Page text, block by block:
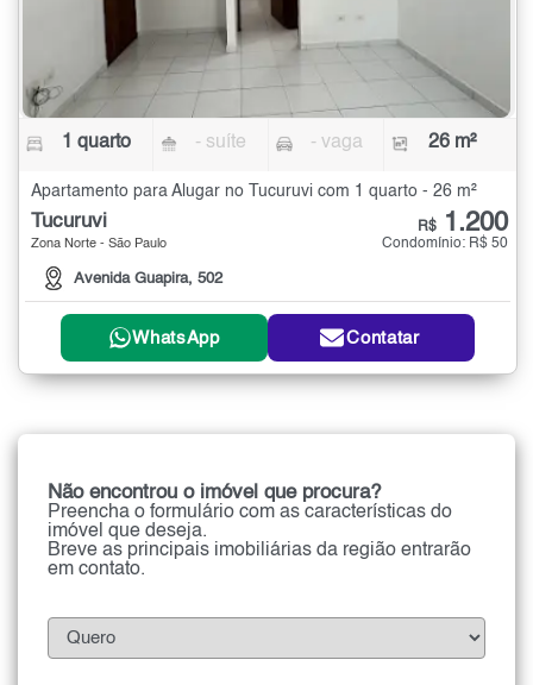
1 quarto - suíte - vaga 26 m²
Apartamento para Alugar no Tucuruvi com 1 quarto - 26 m²
Tucuruvi
Zona Norte - São Paulo
Avenida Guapira, 502
R$ 1.200
Condomínio: R$ 50
WhatsApp Contatar
Não encontrou o imóvel que procura?
Preencha o formulário com as características do
imóvel que deseja.
Breve as principais imobiliárias da região entrarão
em contato.